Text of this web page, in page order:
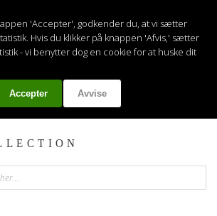
'Accepter', godkender du, at vi sætter
Hvis du klikker på knappen 'Afvis,' sætter
- vi benytter dog en cookie for at huske dit
Accepter Avvise